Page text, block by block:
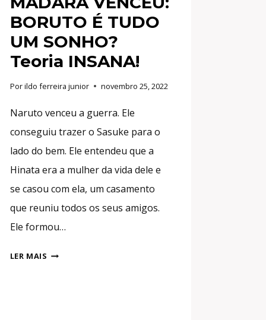
BORUTO É TUDO
UM SONHO?
Teoria INSANA!
Porildo ferreira junior novembro 25, 2022
Naruto venceu a guerra. Ele
conseguiu trazer o Sasuke para o
lado do bem. Ele entendeu que a
Hinata era a mulher da vida dele e
se casou com ela, um casamento
que reuniu todos os seus amigos.
Ele formou…
LER MAIS MADARA